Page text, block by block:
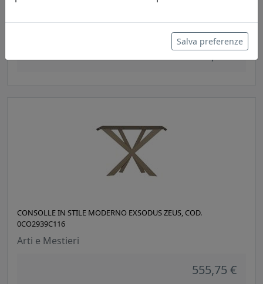
Arti e Mestieri
555,75 €
CONSOLLE IN STILE MODERNO EXSODUS ZEUS, COD.
0CO2939C116
Arti e Mestieri
555,75 €
Salva preferenze